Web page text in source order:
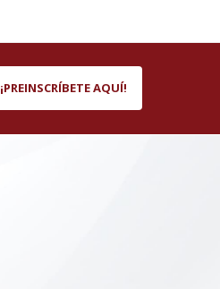
¡PREINSCRÍBETE AQUÍ!